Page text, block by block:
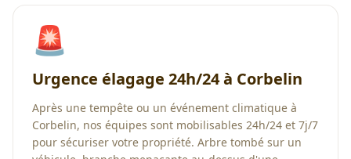
🚨
Urgence élagage 24h/24 à Corbelin
Après une tempête ou un événement climatique à
Corbelin, nos équipes sont mobilisables 24h/24 et 7j/7
pour sécuriser votre propriété. Arbre tombé sur un